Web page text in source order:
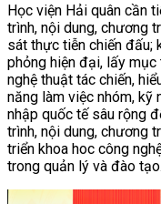
Học viện Hải quân cần
trình, nội dung, chương
sát thực tiễn chiến đấu;
phỏng hiện đại, lấy
nghệ thuật tác chiến,
năng làm việc nhóm,
nhập quốc tế sâu rộng
trình, nội dung, chương
triển khoa hoc công
trong quản lý và đào tạo.